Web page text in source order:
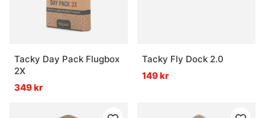
Tacky Day Pack Flugbox
2X
349 kr
Tacky Fly Dock 2.0
149 kr